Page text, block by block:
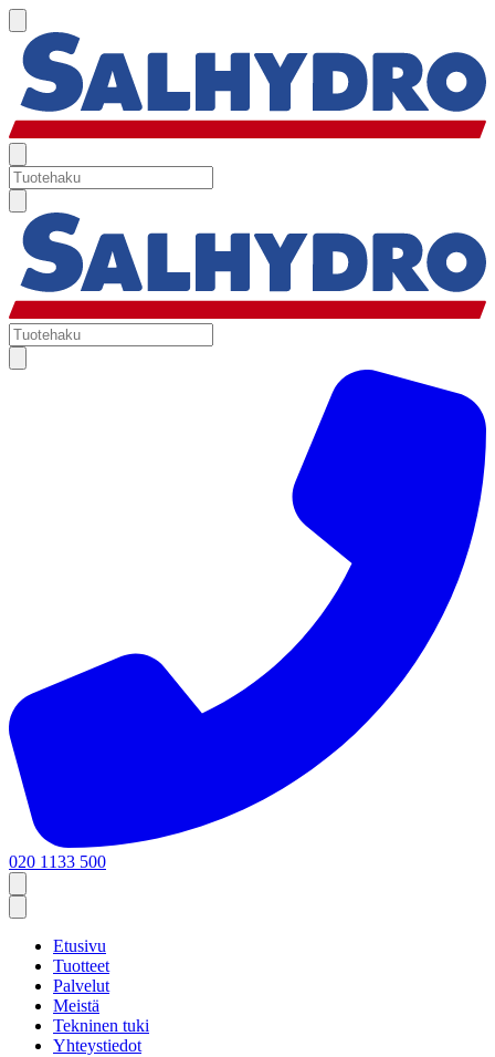
020 1133 500
Etusivu
Tuotteet
Palvelut
Meistä
Tekninen tuki
Yhteystiedot